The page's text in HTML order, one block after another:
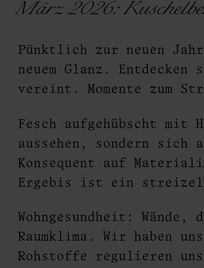
März 2026:
Pünktlich zur neuen
neuem Glanz.
vereint. Momente zum
Fesch aufgehübscht
aussehen, sondern sich
Konsequent auf
Ergebis ist ein
Wohngesundheit:
Raumklima. Wir haben
Rohstoffe regulieren